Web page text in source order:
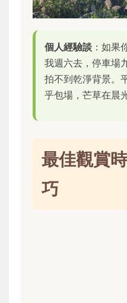
個人經驗談 ：如果
我週六去，停車場
拍不到乾淨背景。
乎包場，芒草在晨
最佳觀賞
巧